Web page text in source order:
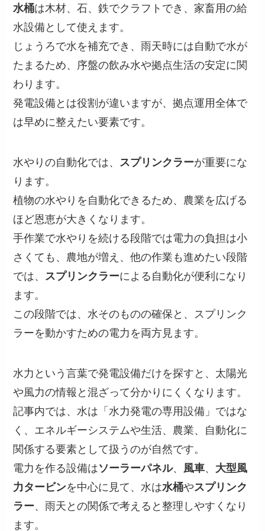
水桶は木材、石、鉄でクラフトでき、家畜用の給
水設備として使えます。
じょうろで水を補充でき、雨天時には自動で水が
たまるため、序盤の飲み水や拠点生活の安定に関
わります。
発電設備とは役割が違いますが、拠点運用全体で
は早めに整えたい要素です。
水やりの自動化では、 スプリンクラーが重要にな
ります。
植物の水やりを自動化できるため、農業を広げる
ほど恩恵が大きくなります。
手作業で水やりを続ける段階では電力の負担は小
さくても、農地が増え、他の作業も進めたい段階
では、 スプリンクラーによる自動化が便利になり
ます。
この段階では、水そのものの確保と、スプリンク
ラーを動かすための電力を両方見ます。
水力という言葉で発電設備だけを探すと、太陽光
や風力の情報と混ざって分かりにくくなります。
記事内では、水は「水力発電の専用設備」ではな
く、エネルギーシステムや生活、農業、自動化に
関係する要素として扱うのが自然です。
電力を作る設備はソーラーパネル、 風車、 大型風
力タービンを中心に見て、水は水桶やスプリンク
ラー、雨天との関係で考えると整理しやすくなり
ます。